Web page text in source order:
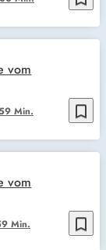
bookmark_border
Min.
vom
bookmark_border
Min.
vom